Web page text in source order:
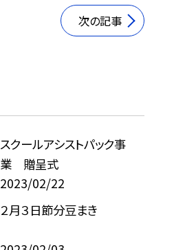
次の記事
スクールアシストパック事
業 贈呈式
2023/02/22
２月３日節分豆まき